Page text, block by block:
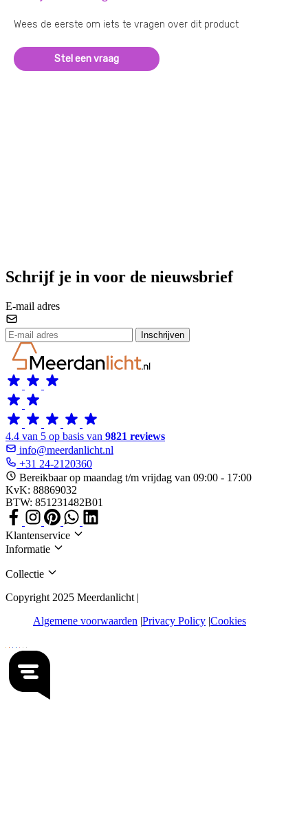
Wees de eerste om iets te vragen over dit product
Stel een vraag
Schrijf je in voor de nieuwsbrief
E-mail adres
Inschrijven
4.4 van 5 op basis van 9821 reviews
info@meerdanlicht.nl
+31 24-2120360
Bereikbaar op maandag t/m vrijdag van 09:00 - 17:00
KvK: 88869032
BTW: 851231482B01
Klantenservice
Informatie
Collectie
Copyright 2025 Meerdanlicht |
Algemene voorwaarden Privacy Policy Cookies